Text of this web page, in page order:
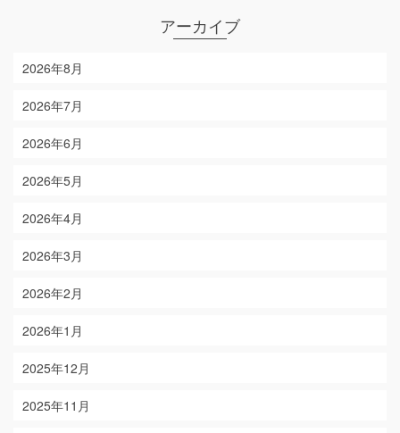
アーカイブ
2026年8月
2026年7月
2026年6月
2026年5月
2026年4月
2026年3月
2026年2月
2026年1月
2025年12月
2025年11月